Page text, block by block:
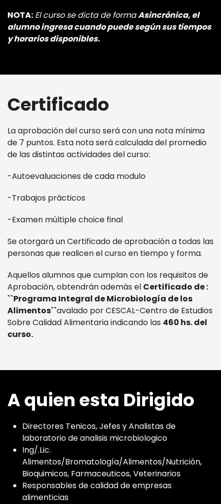
NOTA: El curso se dicta de formaAsincrónica, el
alumno ingresa cuando puede según sus tiempos
y horarios disponibles.
Certificado
La aprobación del curso será con una nota mínima
de 7 puntos. Esta nota será calculada del promedio
de las distintas actividades del curso:
-Autoevaluaciones de cada modulo
-Trabajos prácticos
-Examen múltiple choice final
Se otorgará un Certificado de aprobación a todas las
personas que realicen el curso en tiempo y forma.
Aquellos alumnos que cumplan con los requisitos de
Aprobación, obtendrán además el Certificado de :
``Programa Integral de Microbiología de los
Alimentos``avalado por CESCAL-Centro de Estudios
Sobre Calidad Alimentaria indicando las 460 hs. del
curso.
A quien esta Dirigido
Directores Tenicos, Jefes y Analistas de
laboratorio de analisis microbiologico
Ing/.Lic.
Alimentos/Bromatología/Alimentos/Nutrición,
Bioquimicos, Farmaceuticos, Veterinarios
Responsables de calidad de empresas
alimenticias